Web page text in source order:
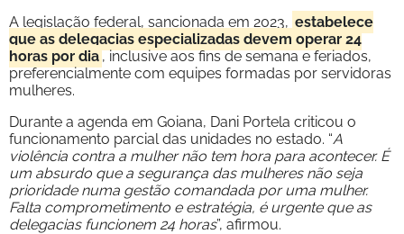
A legislação federal, sancionada em 2023, estabelece
que as delegacias especializadas devem operar 24
horas por dia, inclusive aos fins de semana e feriados,
preferencialmente com equipes formadas por servidoras
mulheres.
Durante a agenda em Goiana, Dani Portela criticou o
funcionamento parcial das unidades no estado. “A
violência contra a mulher não tem hora para acontecer. É
um absurdo que a segurança das mulheres não seja
prioridade numa gestão comandada por uma mulher.
Falta comprometimento e estratégia, é urgente que as
delegacias funcionem 24 horas”, afirmou.